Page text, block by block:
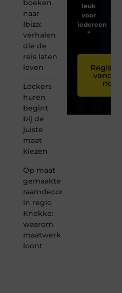
boeken
naar
Ibiza:
verhalen
die de
reis laten
leven
Lockers
huren
begint
bij de
juiste
maat
kiezen
Op maat
gemaakte
raamdecoratie
in regio
Knokke:
waarom
maatwerk
loont
leuk
voor
iedereen
❞
nog